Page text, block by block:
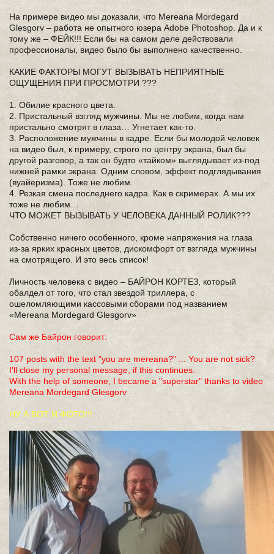
На примере видео мы доказали, что Mereana Mordegard
Glesgorv – работа не опытного юзера Adobe Photoshop. Да и к
тому же – ФЕЙК!!! Если бы на самом деле действовали
профессионалы, видео было бы выполнено качественно.
КАКИЕ ФАКТОРЫ МОГУТ ВЫЗЫВАТЬ НЕПРИЯТНЫЕ
ОЩУЩЕНИЯ ПРИ ПРОСМОТРИ ???
1. Обилие красного цвета.
2. Пристальный взгляд мужчины. Мы не любим, когда нам
пристально смотрят в глаза… Угнетает как-то.
3. Расположение мужчины в кадре. Если бы молодой человек
на видео был, к примеру, строго по центру экрана, был бы
другой разговор, а так он будто «тайком» выглядывает из-под
нижней рамки экрана. Одним словом, эффект подглядывания
(вуайеризма). Тоже не любим.
4. Резкая смена последнего кадра. Как в скримерах. А мы их
тоже не любим…
ЧТО МОЖЕТ ВЫЗЫВАТЬ У ЧЕЛОВЕКА ДАННЫЙ РОЛИК???
Собственно ничего особенного, кроме напряжения на глаза
из-за ярких красных цветов, дискомфорт от взгляда мужчины
на смотрящего. И это весь список!
Личность человека с видео – БАЙРОН КОРТЕЗ, который
обалдел от того, что стал звездой триллера, с
ошеломляющими кассовыми сборами под названием
«Mereana Mordegard Glesgorv»
Сам же Байрон говорит:
107 posts with the text "you are mereana?" ... You are not sick?
I'll close my personal message, if this continues.
With the help of someone, I became a "superstar" thanks to video
Mereana Mordegard Glesgorv
НУ А ВОТ И ФОТО!!!